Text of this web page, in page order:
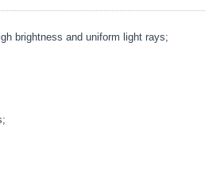
brightness and uniform light rays;